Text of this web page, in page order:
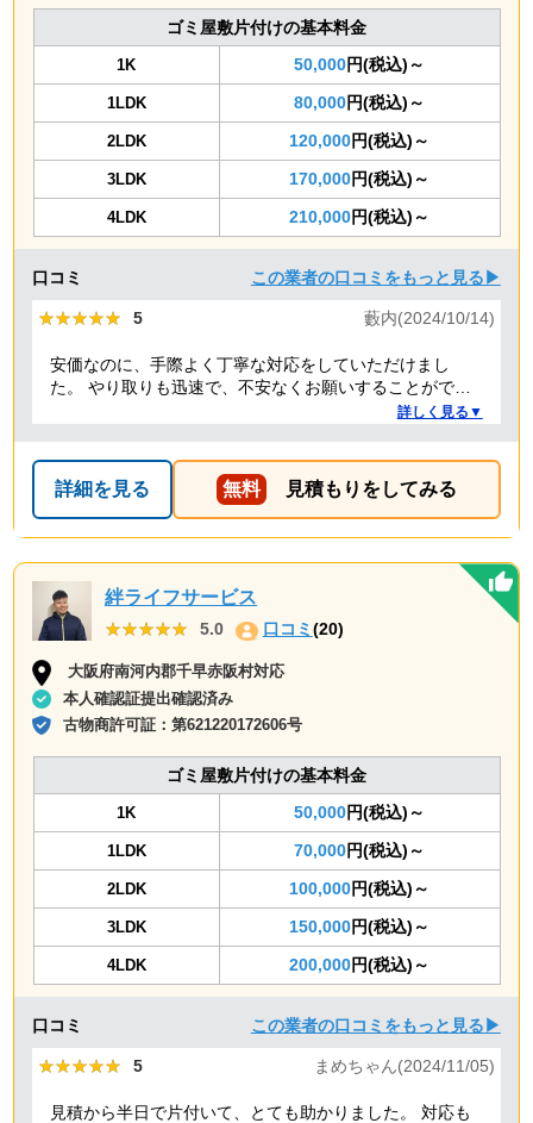
ゴミ屋敷片付けの基本料金
1K 50,000円(税込)～
1LDK 80,000円(税込)～
2LDK 120,000円(税込)～
3LDK 170,000円(税込)～
4LDK 210,000円(税込)～
口コミ この業者の口コミをもっと見る▶
★★★★★
★★★★★ 5 藪内(2024/10/14)
安価なのに、手際よく丁寧な対応をしていただけまし
た。 やり取りも迅速で、不安なくお願いすることができ
詳しく見る▼
詳細を見る 無料 見積もりをしてみる
絆ライフサービス
★★★★★
★★★★★ 5.0 口コミ(20)
大阪府南河内郡千早赤阪村対応
本人確認証提出確認済み
古物商許可証：第621220172606号
ゴミ屋敷片付けの基本料金
1K 50,000円(税込)～
1LDK 70,000円(税込)～
2LDK 100,000円(税込)～
3LDK 150,000円(税込)～
4LDK 200,000円(税込)～
口コミ この業者の口コミをもっと見る▶
★★★★★
★★★★★ 5 まめちゃん(2024/11/05)
見積から半日で片付いて、とても助かりました。 対応も